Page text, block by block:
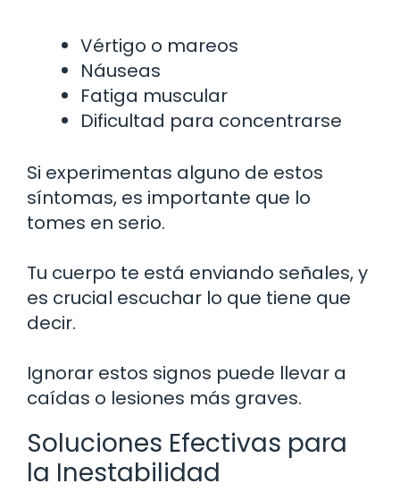
Vértigo o mareos
Náuseas
Fatiga muscular
Dificultad para concentrarse
Si experimentas alguno de estos
síntomas, es importante que lo
tomes en serio.
Tu cuerpo te está enviando señales, y
es crucial escuchar lo que tiene que
decir.
Ignorar estos signos puede llevar a
caídas o lesiones más graves.
Soluciones Efectivas para
la Inestabilidad